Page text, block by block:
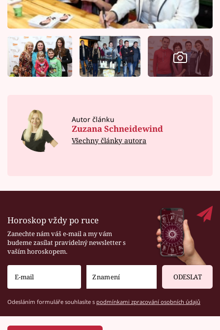
Autor článku
Zuzana Schneidewind
Všechny články autora
Horoskop vždy po ruce
Zanechte nám váš e-mail a my vám
budeme zasílat pravidelný newsletter s
vaším horoskopem.
ODESLAT
Odesláním formuláře souhlasíte s podmínkami zpracování osobních údajů